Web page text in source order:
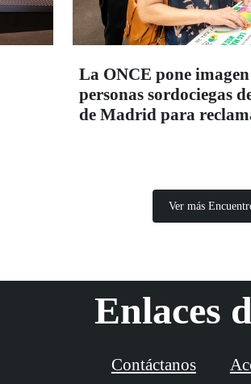
La ONCE pone
personas sordociegas
de Madrid para
Ver más
Enlaces
Contáctanos